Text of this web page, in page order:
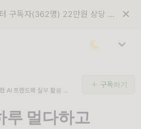
[공지] 뉴스레터 구독자(362명) 22만원 상당 VOD 구입권 이메일 발송
AI 트렌드와 실무 활용 전략
구독하기
루 멀다하고